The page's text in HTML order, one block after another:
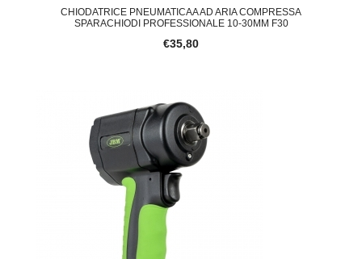
CHIODATRICE PNEUMATICAA AD ARIA COMPRESSA
SPARACHIODI PROFESSIONALE 10-30MM F30
€35,80